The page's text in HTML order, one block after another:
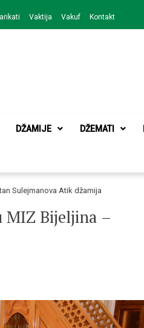
Vaktija Vakuf Kontakt
Bijeljina
DŽAMIJE DŽEMATI
Sulejmanova Atik džamija
MIZ Bijeljina –